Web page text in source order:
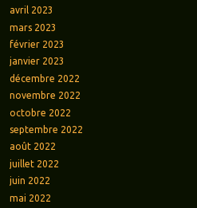
avril 2023
mars 2023
février 2023
janvier 2023
décembre 2022
novembre 2022
octobre 2022
septembre 2022
août 2022
juillet 2022
juin 2022
mai 2022